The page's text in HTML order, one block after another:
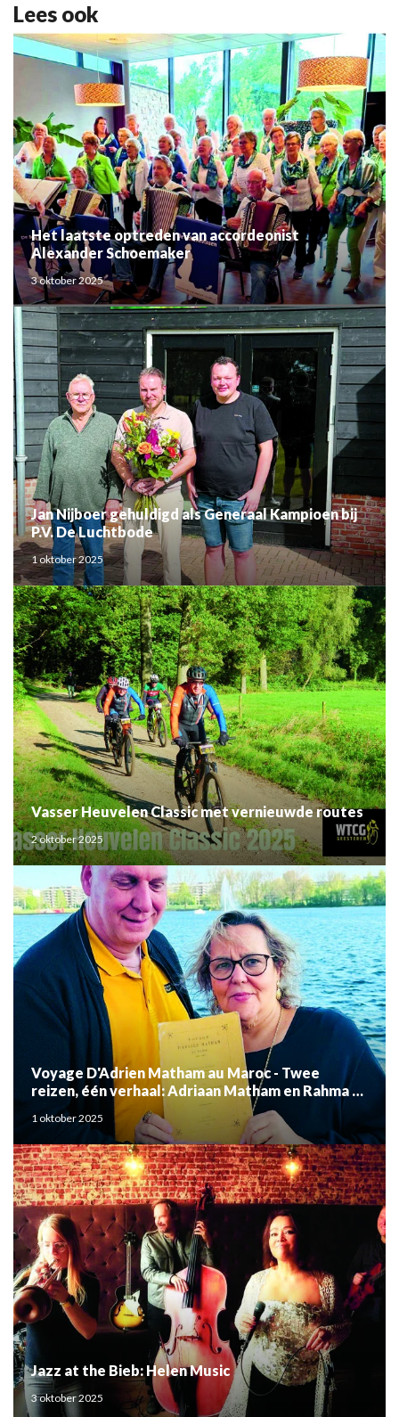
Lees ook
Het laatste optreden van accordeonist
Alexander Schoemaker
3 oktober 2025
Jan Nijboer gehuldigd als Generaal Kampioen bij
P.V. De Luchtbode
1 oktober 2025
Vasser Heuvelen Classic met vernieuwde routes
2 oktober 2025
Voyage D'Adrien Matham au Maroc - Twee
reizen, één verhaal: Adriaan Matham en Rahma el
Mouden
1 oktober 2025
Jazz at the Bieb: Helen Music
3 oktober 2025